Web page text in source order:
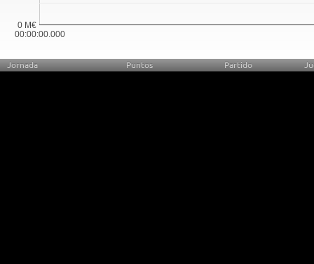
00:00:00.000
0 M€
Jornada Puntos Partido